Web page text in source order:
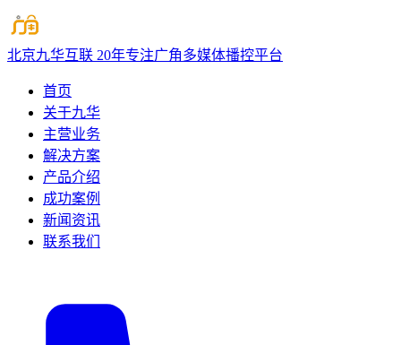
北京九华互联 20年专注广角多媒体播控平台
首页
关于九华
主营业务
解决方案
产品介绍
成功案例
新闻资讯
联系我们